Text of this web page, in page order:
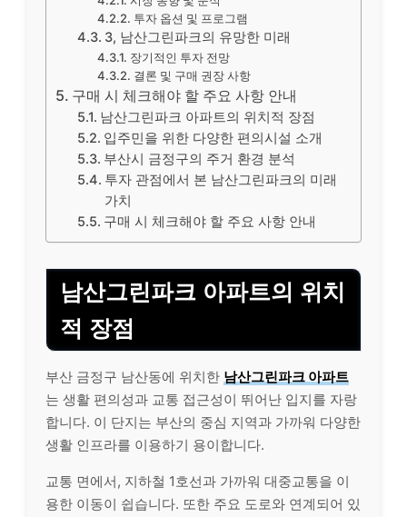
투자 옵션 및 프로그램
3, 남산그린파크의 유망한 미래
장기적인 투자 전망
결론 및 구매 권장 사항
구매 시 체크해야 할 주요 사항 안내
남산그린파크 아파트의 위치적 장점
입주민을 위한 다양한 편의시설 소개
부산시 금정구의 주거 환경 분석
투자 관점에서 본 남산그린파크의 미래
가치
구매 시 체크해야 할 주요 사항 안내
남산그린파크 아파트의 위치
적 장점
부산 금정구 남산동에 위치한 남산그린파크 아파트
는 생활 편의성과 교통 접근성이 뛰어난 입지를 자랑
합니다. 이 단지는 부산의 중심 지역과 가까워 다양한
생활 인프라를 이용하기 용이합니다.
교통 면에서, 지하철 1호선과 가까워 대중교통을 이
용한 이동이 쉽습니다. 또한 주요 도로와 연계되어 있